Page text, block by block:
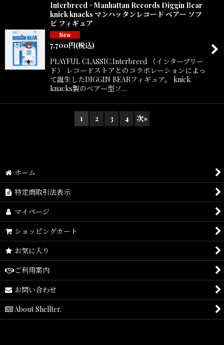
Interbreed × Manhattan Records Diggin Bear
knick knacks マンハッタンレコード ベアー ソフ
ビ フィギュア
7,700円(税込)
PLAYFUL CLASSIC.Interbreed （インターブリー
ド） レコードストアとのコラボレーションによっ
て誕生したDIGGIN BEARフィギュア。 knick
knacks製のベアー型ソ…
1 2 3 4 次»
ホーム
特定商取引法表示
マイページ
ショッピングカート
お気に入り
ご利用案内
お問い合わせ
About Shellter.